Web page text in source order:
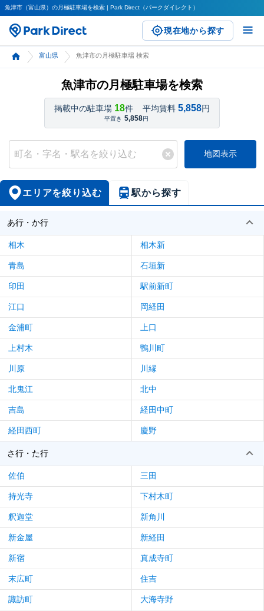
魚津市（富山県）の月極駐車場を検索 | Park Direct（パークダイレクト）
現在地から探す
富山県 魚津市の月極駐車場 検索
魚津市の月極駐車場を検索
掲載中の駐車場 18件 平均賃料 5,858円
平置き 5,858円
地図表示
エリアを絞り込む 駅から探す
あ行・か行
相木 相木新
青島 石垣新
印田 駅前新町
江口 岡経田
金浦町 上口
上村木 鴨川町
川原 川縁
北鬼江 北中
吉島 経田中町
経田西町 慶野
さ行・た行
佐伯 三田
持光寺 下村木町
釈迦堂 新角川
新金屋 新経田
新宿 真成寺町
末広町 住吉
諏訪町 大海寺野